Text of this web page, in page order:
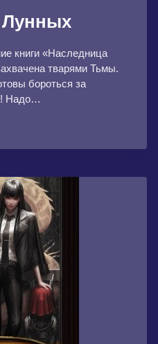
Лунных
книги «Наследница
тварями Тьмы.
бороться за
Надо…